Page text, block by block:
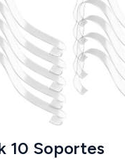
10 Soportes